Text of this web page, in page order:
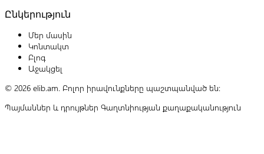
Ընկերություն
Մեր մասին
Կոնտակտ
Բլոգ
Աջակցել
© 2026 elib.am. Բոլոր իրավունքները պաշտպանված են:
Պայմաններ և դրույթներ Գաղտնիության քաղաքականություն